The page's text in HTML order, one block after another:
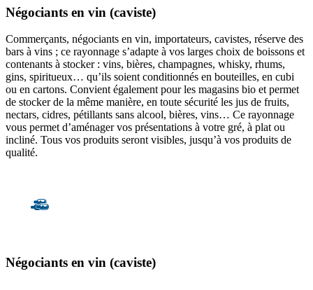
Négociants en vin (caviste)
Commerçants, négociants en vin, importateurs, cavistes, réserve des
bars à vins ; ce rayonnage s’adapte à vos larges choix de boissons et
contenants à stocker : vins, bières, champagnes, whisky, rhums,
gins, spiritueux… qu’ils soient conditionnés en bouteilles, en cubi
ou en cartons. Convient également pour les magasins bio et permet
de stocker de la même manière, en toute sécurité les jus de fruits,
nectars, cidres, pétillants sans alcool, bières, vins… Ce rayonnage
vous permet d’aménager vos présentations à votre gré, à plat ou
incliné. Tous vos produits seront visibles, jusqu’à vos produits de
qualité.
Négociants en vin (caviste)